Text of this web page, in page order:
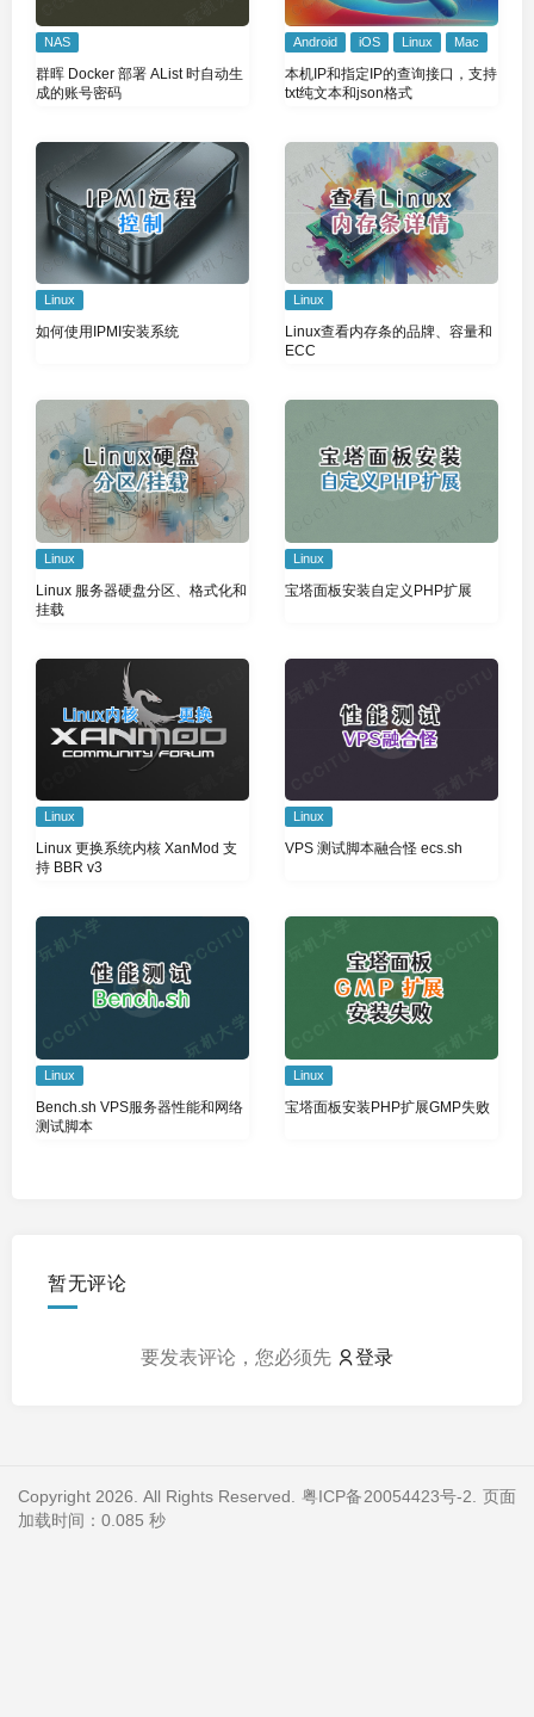
NAS
群晖 Docker 部署 AList 时自动生
成的账号密码
Android iOS Linux Mac
本机IP和指定IP的查询接口，支持
txt纯文本和json格式
Linux
如何使用IPMI安装系统
Linux
Linux查看内存条的品牌、容量和
ECC
Linux
Linux 服务器硬盘分区、格式化和
挂载
Linux
宝塔面板安装自定义PHP扩展
Linux
Linux 更换系统内核 XanMod 支
持 BBR v3
Linux
VPS 测试脚本融合怪 ecs.sh
Linux
Bench.sh VPS服务器性能和网络
测试脚本
Linux
宝塔面板安装PHP扩展GMP失败
暂无评论
要发表评论，您必须先 登录
Copyright 2026. All Rights Reserved. 粤ICP备20054423号-2 . 页面
加载时间：0.085 秒